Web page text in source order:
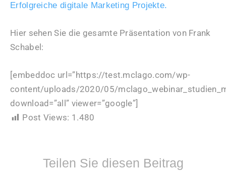
Erfolgreiche digitale Marketing Projekte.
Hier sehen Sie die gesamte Präsentation von Frank
Schabel:
[embeddoc url=”https://test.mclago.com/wp-
content/uploads/2020/05/
download=”all” viewer=”google”]
Post Views: 1.480
Teilen Sie diesen Beitrag